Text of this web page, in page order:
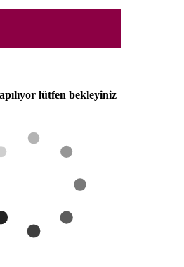
lütfen bekleyiniz